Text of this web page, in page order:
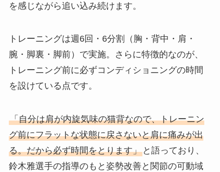
を感じながら追い込み続けます。
トレーニングは週6回・6分割（胸・背中・肩・
腕・脚裏・脚前）で実施。さらに特徴的なのが、
トレーニング前に必ずコンディショニングの時間
を設けている点です。
「自分は肩が内旋気味の猫背なので、トレーニン
グ前にフラットな状態に戻さないと肩に痛みが出
る。だから必ず時間をとります」と語っており、
鈴木雅選手の指導のもと姿勢改善と関節の可動域